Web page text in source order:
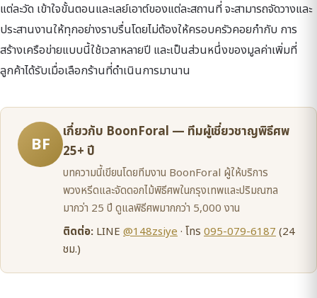
แต่ละวัด เข้าใจขั้นตอนและเลย์เอาต์ของแต่ละสถานที่ จะสามารถจัดวางและ
ประสานงานให้ทุกอย่างราบรื่นโดยไม่ต้องให้ครอบครัวคอยกำกับ การ
สร้างเครือข่ายแบบนี้ใช้เวลาหลายปี และเป็นส่วนหนึ่งของมูลค่าเพิ่มที่
ลูกค้าได้รับเมื่อเลือกร้านที่ดำเนินการมานาน
BF
เกี่ยวกับ BoonForal — ทีมผู้เชี่ยวชาญพิธีศพ
25+ ปี
บทความนี้เขียนโดยทีมงาน BoonForal ผู้ให้บริการ
พวงหรีดและจัดดอกไม้พิธีศพในกรุงเทพและปริมณฑล
มากว่า 25 ปี ดูแลพิธีศพมากกว่า 5,000 งาน
ติดต่อ: LINE @148zsiye· โทร 095-079-6187(24
ชม.)